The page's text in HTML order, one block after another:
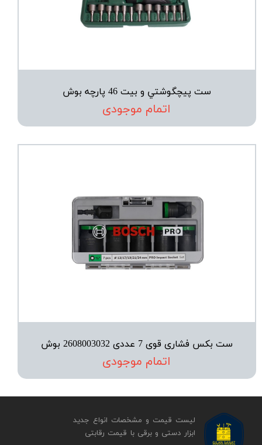
ست پيچگوشتي و بيت 46 پارچه بوش
اتمام موجودی
ست بکس فشاری قوی 7 عددی 2608003032 بوش
اتمام موجودی
لیست قیمت و مشخصات انواع جدید
ابزار دستی و برقی ​​​​​​​با قیمت رقابتی